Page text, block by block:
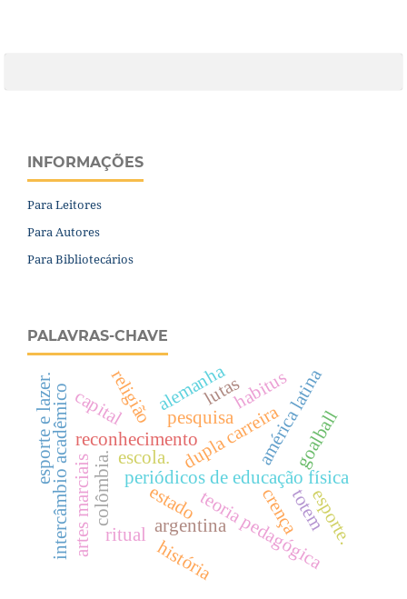
INFORMAÇÕES
Para Leitores
Para Autores
Para Bibliotecários
PALAVRAS-CHAVE
dupla carreira
periódicos de educação física
américa latina
reconhecimento
pesquisa
intercâmbio acadêmico argentina
colômbia. teoria pedagógica
alemanha
crençatotem
ritual
religião
artes marciais
lutas
história
escola.
estado
goalball
habitus
capital
esporte e lazer.
esporte.